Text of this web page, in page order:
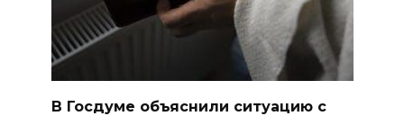
В Госдуме объяснили ситуацию с